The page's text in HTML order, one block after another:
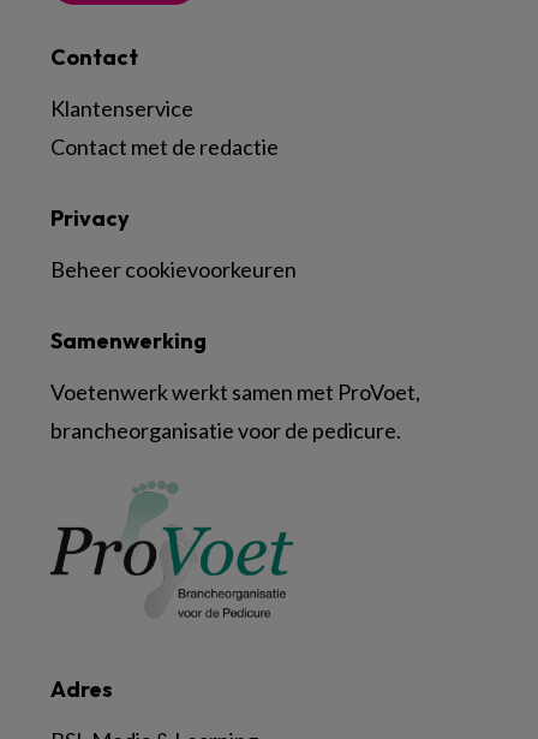
Contact
Klantenservice
Contact met de redactie
Adres
Samenwerking
Voetenwerk werkt samen met ProVoet,
brancheorganisatie voor de pedicure.
Privacy
Beheer cookievoorkeuren